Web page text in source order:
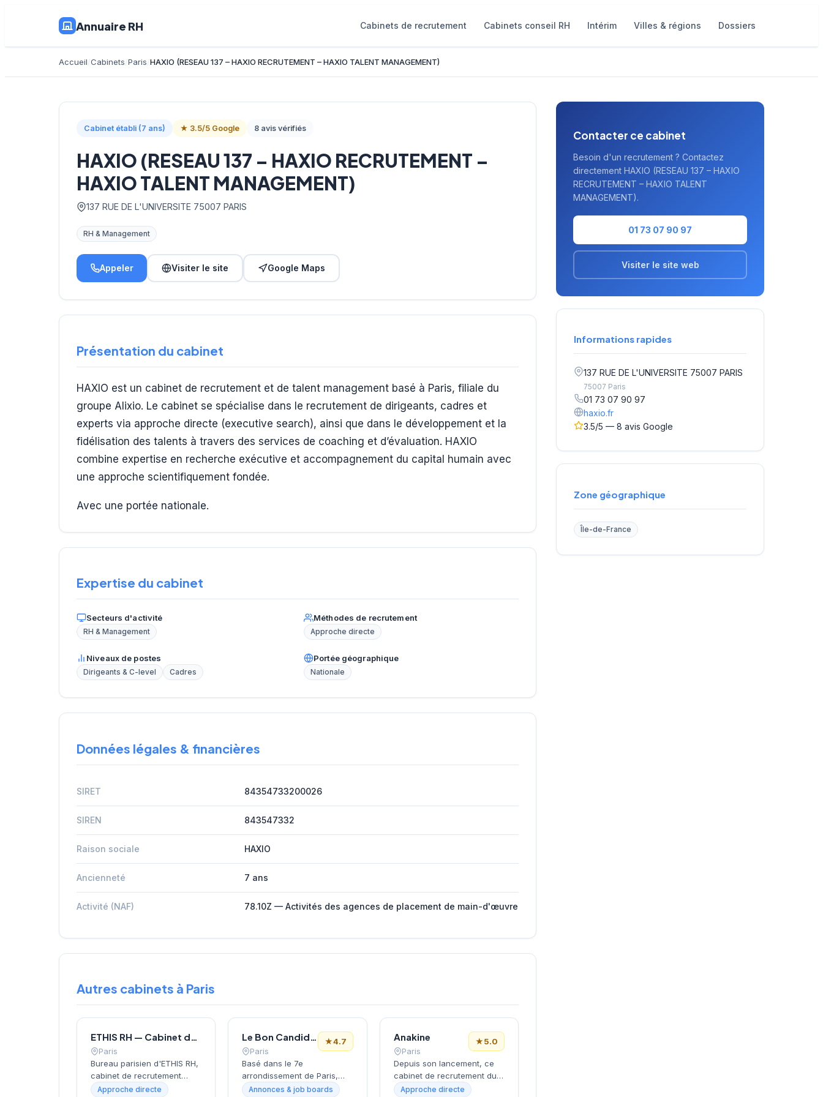
Annuaire RH Cabinets de recrutement Cabinets conseil RH Intérim Villes & régions Dossiers
Accueil Cabinets Paris HAXIO (RESEAU 137 – HAXIO RECRUTEMENT – HAXIO TALENT MANAGEMENT)
Cabinet établi (7 ans) ★ 3.5/5 Google 8 avis vérifiés
HAXIO (RESEAU 137 – HAXIO RECRUTEMENT –
HAXIO TALENT MANAGEMENT)
137 RUE DE L'UNIVERSITE 75007 PARIS
RH & Management
Appeler Visiter le site Google Maps
Présentation du cabinet
HAXIO est un cabinet de recrutement et de talent management basé à Paris, filiale du
groupe Alixio. Le cabinet se spécialise dans le recrutement de dirigeants, cadres et
experts via approche directe (executive search), ainsi que dans le développement et la
fidélisation des talents à travers des services de coaching et d’évaluation. HAXIO
combine expertise en recherche exécutive et accompagnement du capital humain avec
une approche scientifiquement fondée.
Avec une portée nationale.
Expertise du cabinet
Secteurs d'activité
RH & Management
Méthodes de recrutement
Approche directe
Niveaux de postes
Dirigeants & C-level Cadres
Portée géographique
Nationale
Données légales & financières
SIRET 84354733200026
SIREN 843547332
Raison sociale HAXIO
Ancienneté 7 ans
Activité (NAF) 78.10Z — Activités des agences de placement de main-d'œuvre
Autres cabinets à Paris
ETHIS RH — Cabinet de recrutement à Paris
Paris
Bureau parisien d'ETHIS RH,
cabinet de recrutement
fondé en 2007, spécialisé
Approche directe
Le Bon Candidat
Paris
★4.7
Basé dans le 7e
arrondissement de Paris,
près de la Tour Eiffel et des
Annonces & job boards
Anakine
Paris
★5.0
Depuis son lancement, ce
cabinet de recrutement du
9e arrondissement
Approche directe
Contacter ce cabinet
Besoin d'un recrutement ? Contactez
directement HAXIO (RESEAU 137 – HAXIO
RECRUTEMENT – HAXIO TALENT
MANAGEMENT).
01 73 07 90 97
Visiter le site web
Informations rapides
137 RUE DE L'UNIVERSITE 75007 PARIS
75007 Paris
01 73 07 90 97
haxio.fr
3.5/5 — 8 avis Google
Zone géographique
Île-de-France